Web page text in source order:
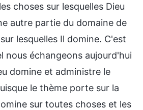
choses sur lesquelles Dieu
autre partie du domaine de
lesquelles Il domine. C'est
nous échangeons aujourd'hui
domine et administre le
le thème porte sur la
sur toutes choses et les